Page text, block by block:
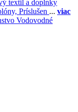
textil a doplnky
Príslušen ... viac
Vodovodné